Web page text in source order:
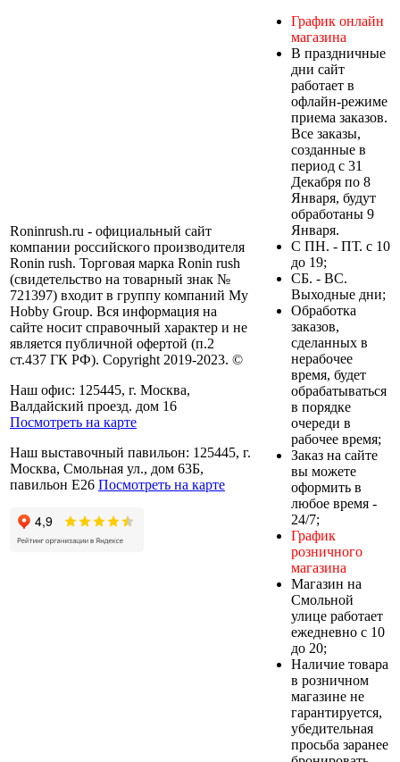
Roninrush.ru - официальный сайт
компании российского производителя
Ronin rush. Торговая марка Ronin rush
(свидетельство на товарный знак №
721397) входит в группу компаний My
Hobby Group. Вся информация на
сайте носит справочный характер и не
является публичной офертой (п.2
ст.437 ГК РФ). Copyright 2019-2023. ©
Наш офис: 125445, г. Москва,
Валдайский проезд. дом 16
Посмотреть на карте
Наш выставочный павильон: 125445, г.
Москва, Смольная ул., дом 63Б,
павильон Е26 Посмотреть на карте
График онлайн
магазина
В праздничные
дни сайт
работает в
офлайн-режиме
приема заказов.
Все заказы,
созданные в
период с 31
Декабря по 8
Января, будут
обработаны 9
Января.
C ПН. - ПТ. с 10
до 19;
СБ. - ВС.
Выходные дни;
Обработка
заказов,
сделанных в
нерабочее
время, будет
обрабатываться
в порядке
очереди в
рабочее время;
Заказ на сайте
вы можете
оформить в
любое время -
24/7;
График
розничного
магазина
Магазин на
Смольной
улице работает
ежедневно с 10
до 20;
Наличие товара
в розничном
магазине не
гарантируется,
убедительная
просьба заранее